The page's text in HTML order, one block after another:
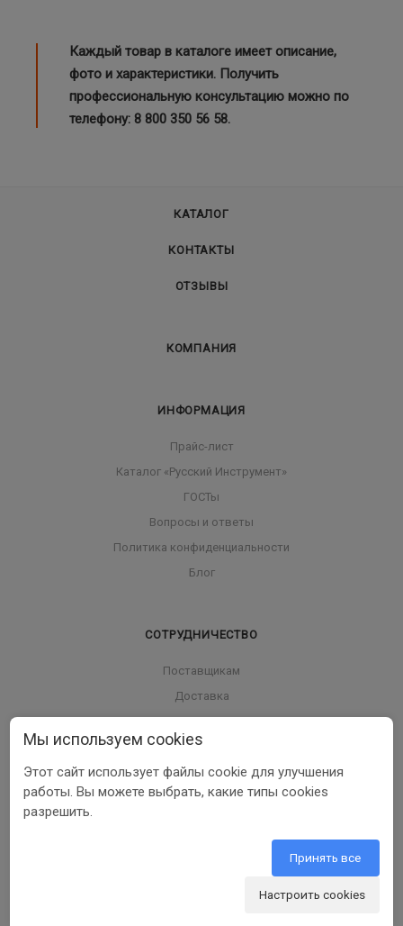
Каждый товар в каталоге имеет описание,
фото и характеристики. Получить
профессиональную консультацию можно по
телефону: 8 800 350 56 58.
КАТАЛОГ
КОНТАКТЫ
ОТЗЫВЫ
КОМПАНИЯ
ИНФОРМАЦИЯ
Прайс-лист
Каталог «Русский Инструмент»
ГОСТы
Вопросы и ответы
Политика конфиденциальности
Блог
СОТРУДНИЧЕСТВО
Поставщикам
Доставка
Возврат товара
ПОДПИСАТЬСЯ НА РАССЫЛКУ
Мы используем cookies
Этот сайт использует файлы cookie для улучшения
работы. Вы можете выбрать, какие типы cookies
разрешить.
Настроить cookies
Принять все